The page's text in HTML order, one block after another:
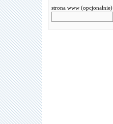
strona www (opcjonalnie)